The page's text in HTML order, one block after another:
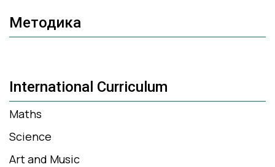
Методика
International Curriculum
Maths
Science
Art and Music